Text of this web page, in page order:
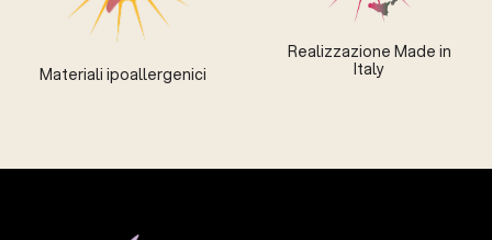
Materiali ipoallergenici
Realizzazione Made in
Italy